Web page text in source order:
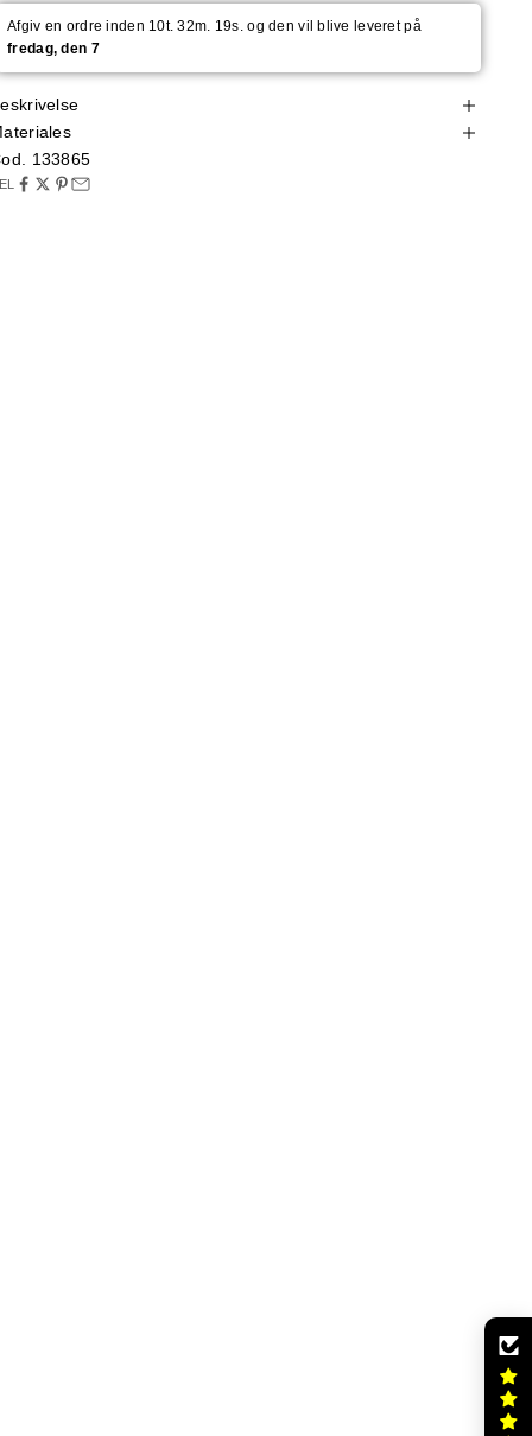
Afgiv en ordre inden 10t. 32m. 18s. og den vil blive leveret på
fredag, den 7
133865